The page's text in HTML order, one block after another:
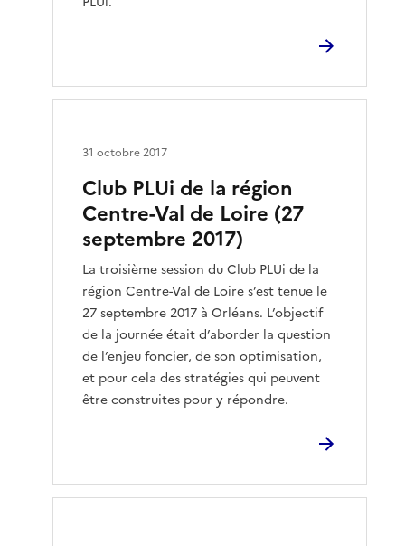
Club PLUi de la région
Centre-Val de Loire (27
septembre 2017)
La troisième session du Club PLUi de la
région Centre-Val de Loire s’est tenue le
27 septembre 2017 à Orléans. L’objectif
de la journée était d’aborder la question
de l’enjeu foncier, de son optimisation,
et pour cela des stratégies qui peuvent
être construites pour y répondre.
31 octobre 2017